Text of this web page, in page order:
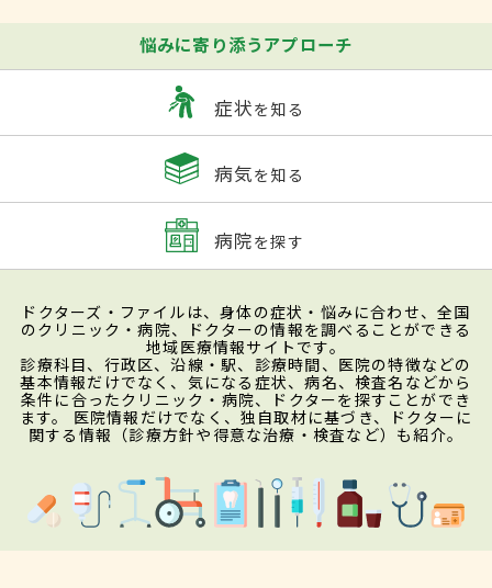
悩みに寄り添うアプローチ
症状を知る
病気を知る
病院を探す
ドクターズ・ファイルは、身体の症状・悩みに合わせ、全国
のクリニック・病院、ドクターの情報を調べることができる
地域医療情報サイトです。
診療科目、行政区、沿線・駅、診療時間、医院の特徴などの
基本情報だけでなく、気になる症状、病名、検査名などから
条件に合ったクリニック・病院、ドクターを探すことができ
ます。 医院情報だけでなく、独自取材に基づき、ドクターに
関する情報（診療方針や得意な治療・検査など）も紹介。